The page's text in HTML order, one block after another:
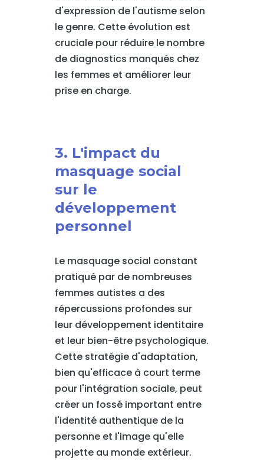
d'expression de l'autisme selon
le genre. Cette évolution est
cruciale pour réduire le nombre
de diagnostics manqués chez
les femmes et améliorer leur
prise en charge.
3. L'impact du
masquage social
sur le
développement
personnel
Le masquage social constant
pratiqué par de nombreuses
femmes autistes a des
répercussions profondes sur
leur développement identitaire
et leur bien-être psychologique.
Cette stratégie d'adaptation,
bien qu'efficace à court terme
pour l'intégration sociale, peut
créer un fossé important entre
l'identité authentique de la
personne et l'image qu'elle
projette au monde extérieur.